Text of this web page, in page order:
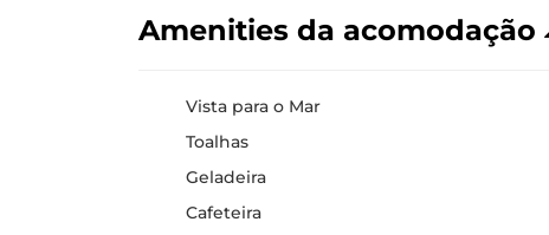
Amenities da acomodação
Vista para o Mar
Toalhas
Geladeira
Cafeteira